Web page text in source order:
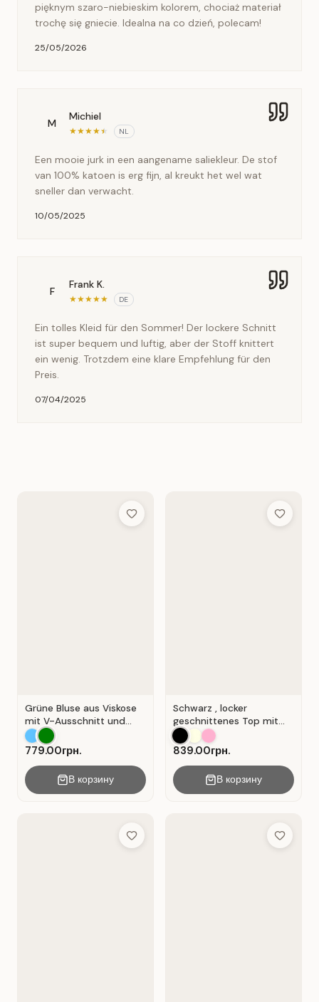
pięknym szaro-niebieskim kolorem, chociaż materiał
trochę się gniecie. Idealna na co dzień, polecam!
25/05/2026
M
Michiel
★★★★★ NL
Een mooie jurk in een aangename saliekleur. De stof
van 100% katoen is erg fijn, al kreukt het wel wat
sneller dan verwacht.
10/05/2025
F
Frank K.
★★★★★ DE
Ein tolles Kleid für den Sommer! Der lockere Schnitt
ist super bequem und luftig, aber der Stoff knittert
ein wenig. Trotzdem eine klare Empfehlung für den
Preis.
07/04/2025
Add to Wish List
Grüne Bluse aus Viskose
mit V-Ausschnitt und
Wickeloptik. Grün.
779.00грн.
В корзину
Add to
Schwarz , locker
geschnittenes Top mit
durchbrochener
Spitzeneinlage.
839.00грн.
В корзину
Add to Wish List Add to